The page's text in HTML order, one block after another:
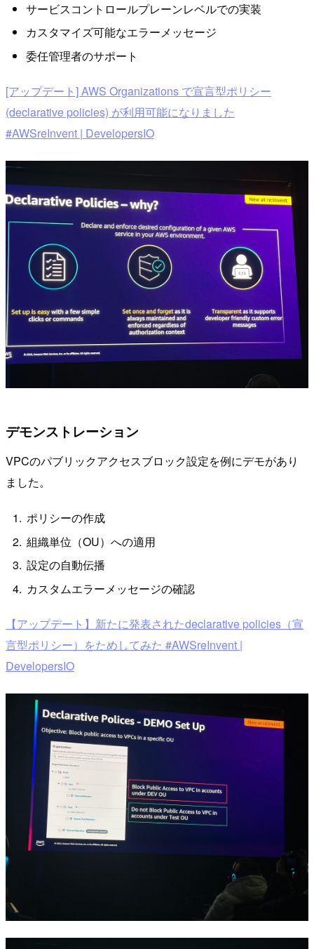
サービスコントロールプレーンレベルでの実装
カスタマイズ可能なエラーメッセージ
委任管理者のサポート
[アップデート] AWS Organizations で宣言型ポリシー
(declarative policies) が利用可能になりました
#AWSreInvent | DevelopersIO
デモンストレーション
VPCのパブリックアクセスブロック設定を例にデモがあり
ました。
ポリシーの作成
組織単位（OU）への適用
設定の自動伝播
カスタムエラーメッセージの確認
【アップデート】新たに発表されたdeclarative policies（宣
言型ポリシー）をためしてみた #AWSreInvent |
DevelopersIO